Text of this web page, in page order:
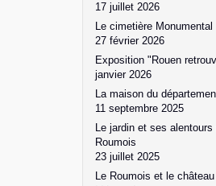
17 juillet 2026
Le cimetière Monumental
27 février 2026
Exposition "Rouen
janvier 2026
La maison du
11 septembre 2025
Le jardin et ses
Roumois
23 juillet 2025
Le Roumois et le